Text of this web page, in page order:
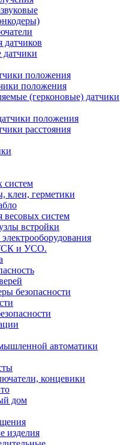
датчиков
датчики
положения
положения
(герконовые) датчики
положения
расстояния
систем
клеи, герметики
весовых систем
встройки
и УСО.
безопасности
автоматики
концевики
дом
изделия